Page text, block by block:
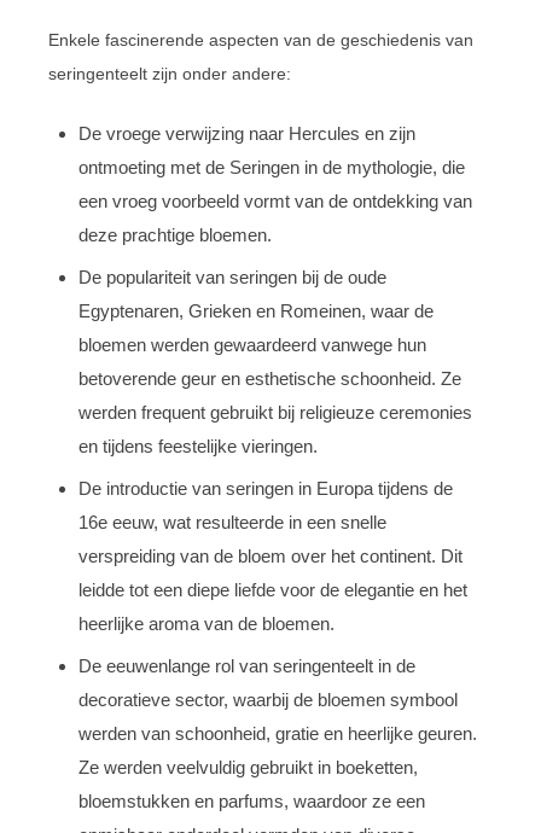
Enkele fascinerende aspecten van de geschiedenis van
seringenteelt zijn onder andere:
De vroege verwijzing naar Hercules en zijn
ontmoeting met de Seringen in de mythologie, die
een vroeg voorbeeld vormt van de ontdekking van
deze prachtige bloemen.
De populariteit van seringen bij de oude
Egyptenaren, Grieken en Romeinen, waar de
bloemen werden gewaardeerd vanwege hun
betoverende geur en esthetische schoonheid. Ze
werden frequent gebruikt bij religieuze ceremonies
en tijdens feestelijke vieringen.
De introductie van seringen in Europa tijdens de
16e eeuw, wat resulteerde in een snelle
verspreiding van de bloem over het continent. Dit
leidde tot een diepe liefde voor de elegantie en het
heerlijke aroma van de bloemen.
De eeuwenlange rol van seringenteelt in de
decoratieve sector, waarbij de bloemen symbool
werden van schoonheid, gratie en heerlijke geuren.
Ze werden veelvuldig gebruikt in boeketten,
bloemstukken en parfums, waardoor ze een